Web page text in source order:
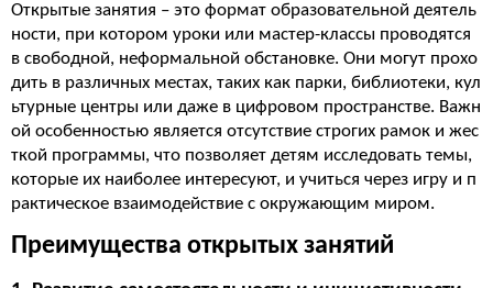
Открытые занятия – это формат образовательной деятель
ности, при котором уроки или мастер-классы проводятся
в свободной, неформальной обстановке. Они могут прохо
дить в различных местах, таких как парки, библиотеки, кул
ьтурные центры или даже в цифровом пространстве. Важн
ой особенностью является отсутствие строгих рамок и жес
ткой программы, что позволяет детям исследовать темы,
которые их наиболее интересуют, и учиться через игру и п
рактическое взаимодействие с окружающим миром.
Преимущества открытых занятий